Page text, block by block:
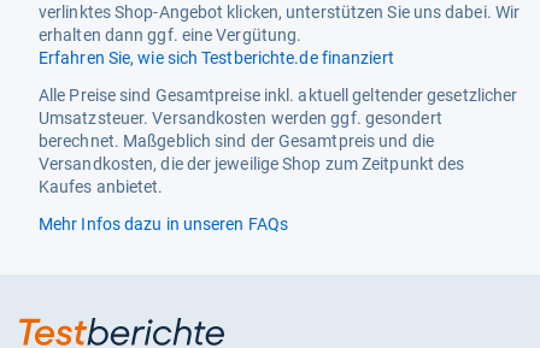
verlinktes Shop-Angebot klicken, unterstützen Sie uns dabei. Wir
erhalten dann ggf. eine Vergütung.
Erfahren Sie, wie sich Testberichte.de finanziert
Alle Preise sind Gesamtpreise inkl. aktuell geltender gesetzlicher
Umsatzsteuer. Versandkosten werden ggf. gesondert
berechnet. Maßgeblich sind der Gesamtpreis und die
Versandkosten, die der jeweilige Shop zum Zeitpunkt des
Kaufes anbietet.
Mehr Infos dazu in unseren FAQs